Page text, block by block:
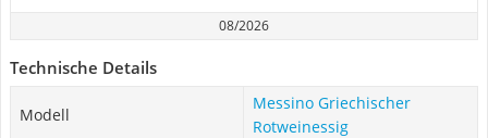
08/2026
Technische Details
Modell
Messino Griechischer
Rotweinessig